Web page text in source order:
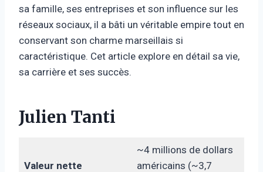
sa famille, ses entreprises et son influence sur les
réseaux sociaux, il a bâti un véritable empire tout en
conservant son charme marseillais si
caractéristique. Cet article explore en détail sa vie,
sa carrière et ses succès.
Julien Tanti
Valeur nette
~4 millions de dollars
américains (~3,7